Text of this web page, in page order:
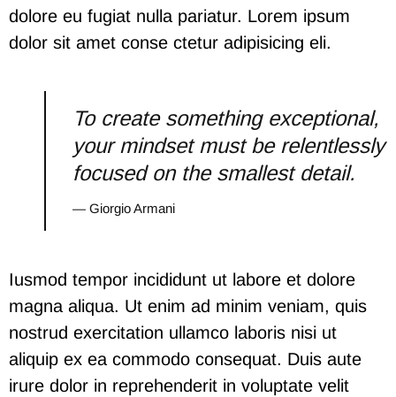
dolore eu fugiat nulla pariatur. Lorem ipsum
dolor sit amet conse ctetur adipisicing eli.
To create something exceptional,
your mindset must be relentlessly
focused on the smallest detail.
— Giorgio Armani
Iusmod tempor incididunt ut labore et dolore
magna aliqua. Ut enim ad minim veniam, quis
nostrud exercitation ullamco laboris nisi ut
aliquip ex ea commodo consequat. Duis aute
irure dolor in reprehenderit in voluptate velit